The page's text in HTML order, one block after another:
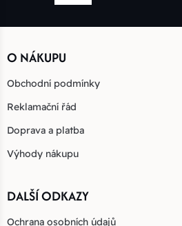
O NÁKUPU
Obchodní podmínky
Reklamační řád
Doprava a platba
Výhody nákupu
DALŠÍ ODKAZY
Ochrana osobních údajů